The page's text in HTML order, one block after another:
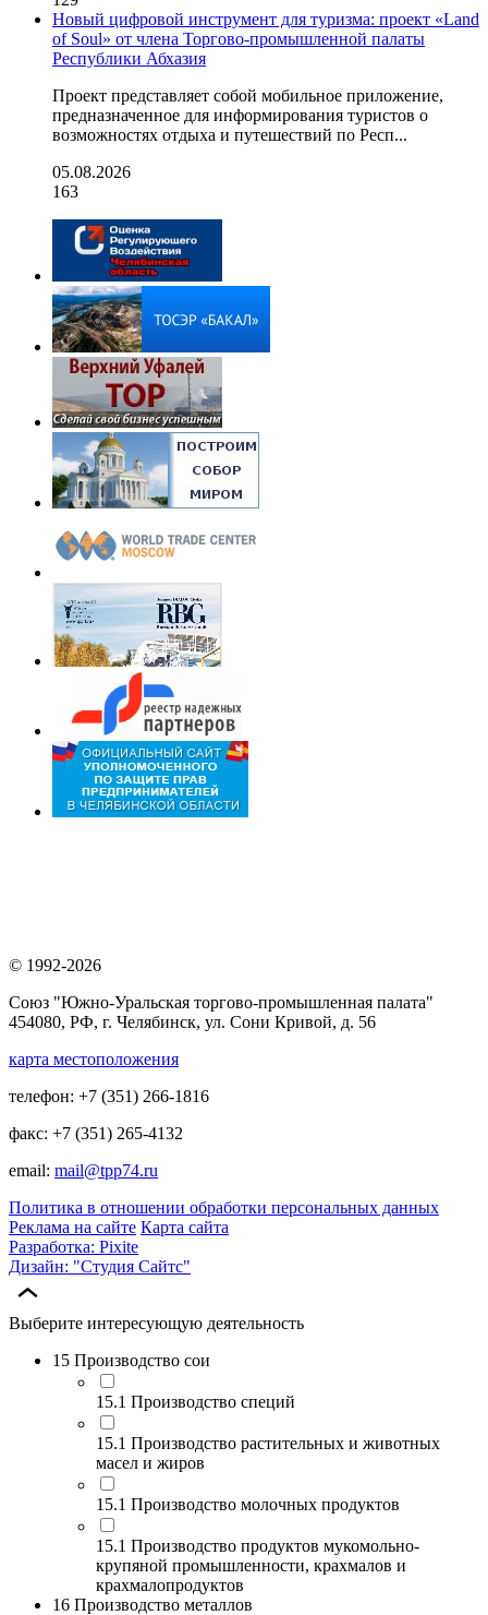
Новый цифровой инструмент для туризма: проект «Land
of Soul» от члена Торгово-промышленной палаты
Республики Абхазия
Проект представляет собой мобильное приложение,
предназначенное для информирования туристов о
возможностях отдыха и путешествий по Респ...
05.08.2026
163
© 1992-2026
Союз "Южно-Уральская торгово-промышленная палата"
454080, РФ, г. Челябинск, ул. Сони Кривой, д. 56
карта местоположения
телефон: +7 (351) 266-1816
факс: +7 (351) 265-4132
email: mail@tpp74.ru
Политика в отношении обработки персональных данных
Реклама на сайте Карта сайта
Разработка: Pixite
Дизайн: "Студия Сайтс"
Выберите интересующую деятельность
15 Производство сои
15.1 Производство специй
15.1 Производство растительных и животных
масел и жиров
15.1 Производство молочных продуктов
15.1 Производство продуктов мукомольно-
крупяной промышленности, крахмалов и
крахмалопродуктов
16 Производство металлов